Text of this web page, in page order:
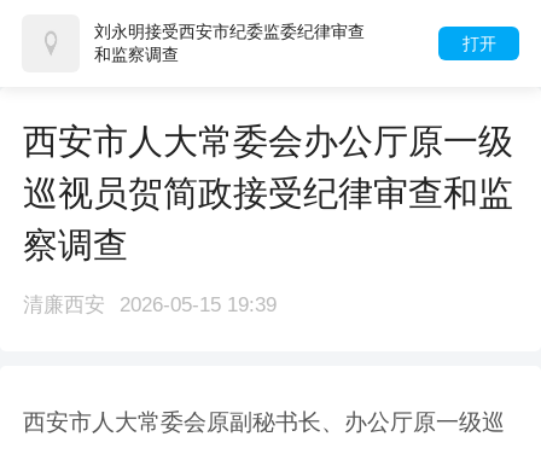
打开
刘永明接受西安市纪委监委纪律审查
和监察调查
西安市人大常委会办公厅原一级
巡视员贺简政接受纪律审查和监
察调查
清廉西安 2026-05-15 19:39
西安市人大常委会原副秘书长、办公厅原一级巡